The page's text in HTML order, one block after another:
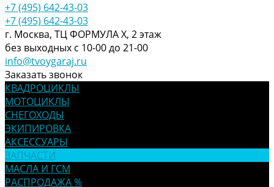
+7 (495) 642-43-03
+7 (495) 642-43-03
г. Москва, ТЦ ФОРМУЛА Х, 2 этаж
без выходных с 10-00 до 21-00
info@tvoygaraj.ru
Заказать звонок
КВАДРОЦИКЛЫ
МОТОЦИКЛЫ
СНЕГОХОДЫ
ЭКИПИРОВКА
АКСЕССУАРЫ
ЗАПЧАСТИ
МАСЛА И ГСМ
РАСПРОДАЖА %